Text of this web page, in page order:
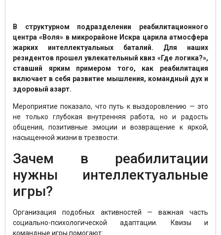
В структурном подразделении реабилитационного
центра «Воля» в микрорайоне Искра царила атмосфера
жарких интеллектуальных баталий. Для наших
резидентов прошел увлекательный квиз «Где логика?»,
ставший ярким примером того, как реабилитация
включает в себя развитие мышления, командный дух и
здоровый азарт.
Мероприятие показало, что путь к выздоровлению — это
не только глубокая внутренняя работа, но и радость
общения, позитивные эмоции и возвращение к яркой,
насыщенной жизни в трезвости.
Зачем в реабилитации
нужны интеллектуальные
игры?
Организация подобных активностей — важная часть
социально-психологической адаптации. Квизы и
командные игры помогают: